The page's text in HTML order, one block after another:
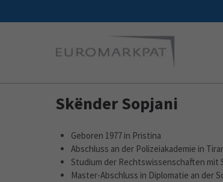
Skënder Sopjani
Geboren 1977 in Pristina
Abschluss an der Polizeiakademie in
Studium der Rechtswissenschaften mit
Master-Abschluss in Diplomatie an der